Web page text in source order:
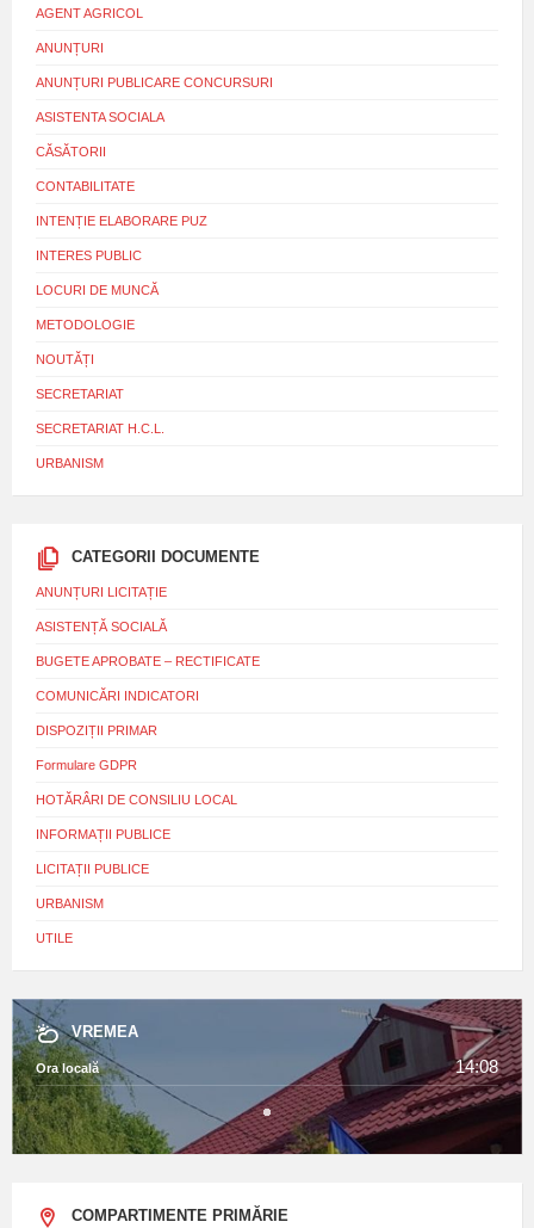
AGENT AGRICOL
ANUNȚURI
ANUNȚURI PUBLICARE CONCURSURI
ASISTENTA SOCIALA
CĂSĂTORII
CONTABILITATE
INTENȚIE ELABORARE PUZ
INTERES PUBLIC
LOCURI DE MUNCĂ
METODOLOGIE
NOUTĂȚI
SECRETARIAT
SECRETARIAT H.C.L.
URBANISM
CATEGORII DOCUMENTE
ANUNȚURI LICITAȚIE
ASISTENȚĂ SOCIALĂ
BUGETE APROBATE – RECTIFICATE
COMUNICĂRI INDICATORI
DISPOZIȚII PRIMAR
Formulare GDPR
HOTĂRÂRI DE CONSILIU LOCAL
INFORMAȚII PUBLICE
LICITAȚII PUBLICE
URBANISM
UTILE
VREMEA
Ora locală 14:08
COMPARTIMENTE PRIMĂRIE